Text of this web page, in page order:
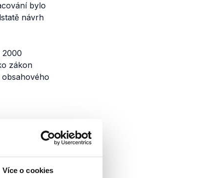
Více o cookies
bylo
návrh
zákon